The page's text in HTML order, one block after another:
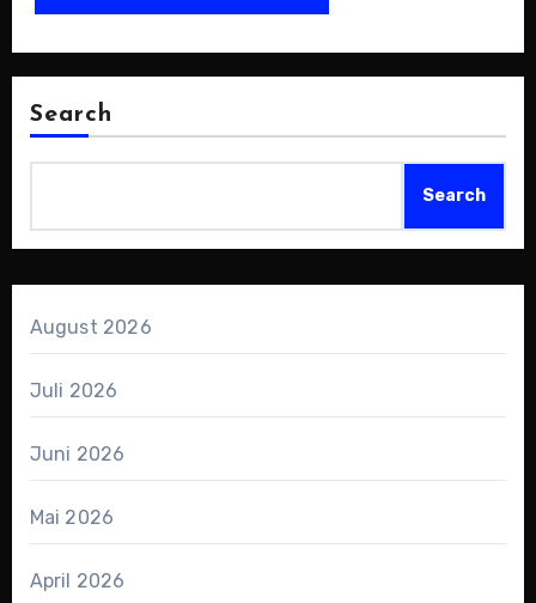
Search
Search
August 2026
Juli 2026
Juni 2026
Mai 2026
April 2026